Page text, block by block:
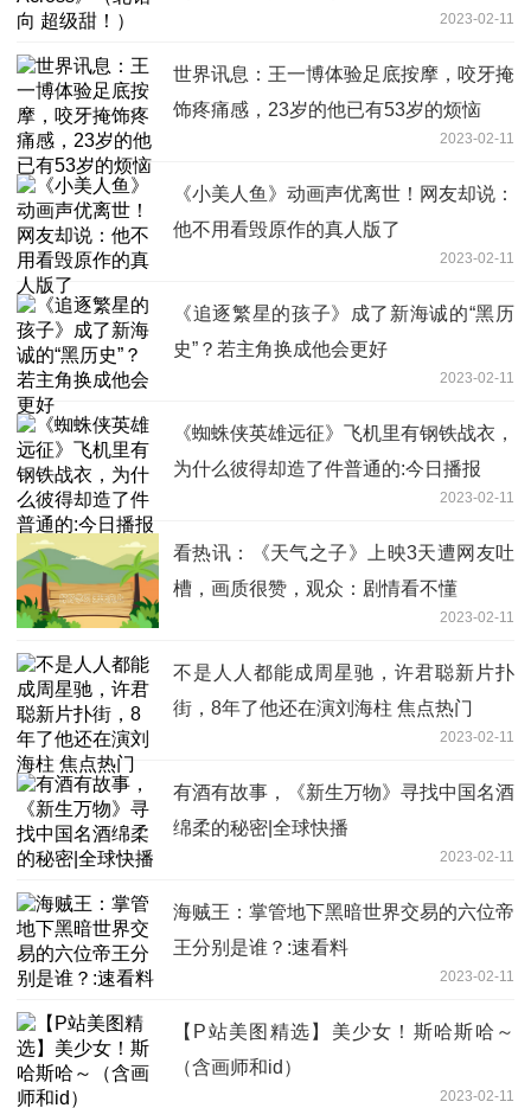
2023-02-11
世界讯息：王一博体验足底按摩，咬牙掩
饰疼痛感，23岁的他已有53岁的烦恼
2023-02-11
《小美人鱼》动画声优离世！网友却说：
他不用看毁原作的真人版了
2023-02-11
《追逐繁星的孩子》成了新海诚的“黑历
史”？若主角换成他会更好
2023-02-11
《蜘蛛侠英雄远征》飞机里有钢铁战衣，
为什么彼得却造了件普通的:今日播报
2023-02-11
看热讯：《天气之子》上映3天遭网友吐
槽，画质很赞，观众：剧情看不懂
2023-02-11
不是人人都能成周星驰，许君聪新片扑
街，8年了他还在演刘海柱 焦点热门
2023-02-11
有酒有故事，《新生万物》寻找中国名酒
绵柔的秘密|全球快播
2023-02-11
海贼王：掌管地下黑暗世界交易的六位帝
王分别是谁？:速看料
2023-02-11
【P站美图精选】美少女！斯哈斯哈～
（含画师和id）
2023-02-11